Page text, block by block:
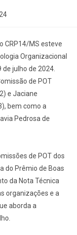
CRP14/MS esteve
Organizacional
julho de 2024.
de POT
e Jaciane
bem como a
Pedrosa de
de POT dos
do Prêmio de Boas
da Nota Técnica
organizações e a
aborda a